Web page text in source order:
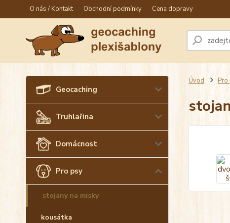
O nás / Kontakt Obchodní podmínky Cena dopravy
Geocaching
Truhlařina
Domácnost
Pro psy
stojany na misky
kousátka
Úvod Pro